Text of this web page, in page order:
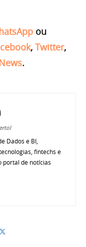
ou
, Twitter,
.
Dados e BI,
fintechs e
portal de notícias